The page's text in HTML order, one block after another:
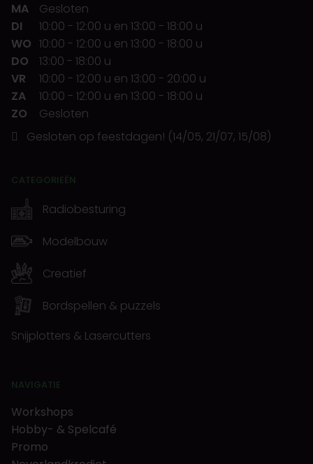
MA
Gesloten
DI
10:00 - 12:00 u en 13:00 - 18:00 u
WO 10:00 - 12:00 u en 13:00 - 18:00 u
DO
13:00 - 18:00 u
VR
10:00 - 12:00 u en 13:00 - 20:00 u
ZA
10:00 - 12:00 u en 13:00 - 18:00 u
ZO
Gesloten
Gesloten op feestdagen! (14/05, 21/07, 15/08)
CATEGORIEËN
Radiobesturing
Modelbouw
Creatief
Bordspellen & puzzels
Snijplotters & Lasercutters
NAVIGATIE
Workshops
Hobby- & Spelcafé
Promo